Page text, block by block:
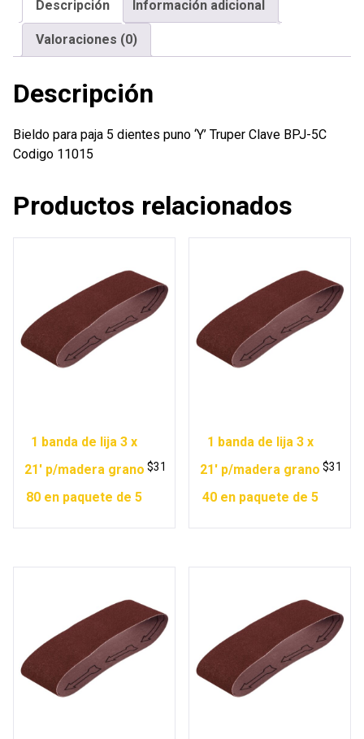
Truper
cantidad
Descripción Información adicional
Valoraciones (0)
Descripción
Bieldo para paja 5 dientes puno ‘Y’ Truper Clave BPJ-5C
Codigo 11015
Productos relacionados
1 banda de lija 3 x
21′ p/madera grano
80 en paquete de 5
$31
1 banda de lija 3 x
21′ p/madera grano
40 en paquete de 5
$31